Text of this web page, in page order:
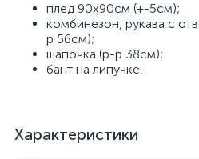
плед 90х90см (+-5см);
комбинезон, рукава с
р 56см);
шапочка (р-р 38см);
бант на липучке.
Характеристики